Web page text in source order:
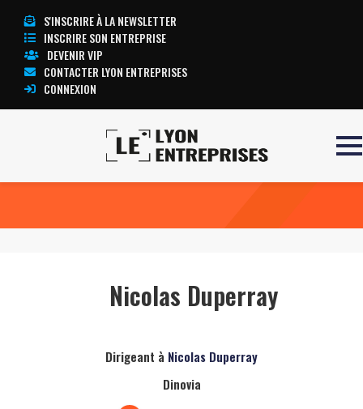
S'INSCRIRE À LA NEWSLETTER
INSCRIRE SON ENTREPRISE
DEVENIR VIP
CONTACTER LYON ENTREPRISES
CONNEXION
Nicolas Duperray
Dirigeant à Nicolas Duperray
Dinovia